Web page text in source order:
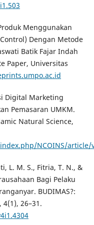
Menggunakan
Dengan Metode
Batik Fajar Indah
Paper, Universitas
Digital Marketing
Pemasaran UMKM.
Natural Science,
NCOINS/article/
L. M. S., Fitria, T. N., &
Bagi Pelaku
BUDIMAS?:
4(1), 26–31.